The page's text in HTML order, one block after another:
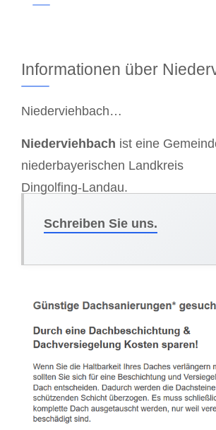
Informationen über
Niederviehbach…
Niederviehbach ist eine
niederbayerischen Landkreis
Dingolfing-Landau.
Schreiben Sie uns.